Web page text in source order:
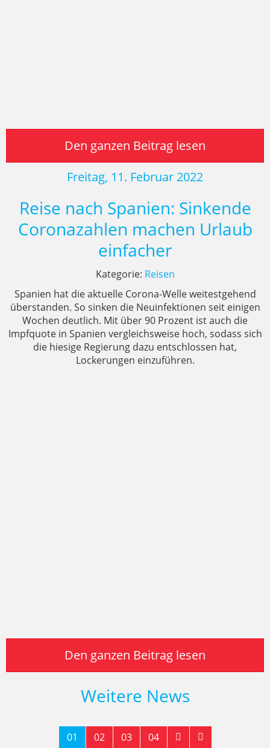
Den ganzen Beitrag lesen
Freitag, 11. Februar 2022
Reise nach Spanien: Sinkende
Coronazahlen machen Urlaub
einfacher
Kategorie: Reisen
Spanien hat die aktuelle Corona-Welle weitestgehend
überstanden. So sinken die Neuinfektionen seit einigen
Wochen deutlich. Mit über 90 Prozent ist auch die
Impfquote in Spanien vergleichsweise hoch, sodass sich
die hiesige Regierung dazu entschlossen hat,
Lockerungen einzuführen.
Den ganzen Beitrag lesen
Weitere News
01 02 03 04